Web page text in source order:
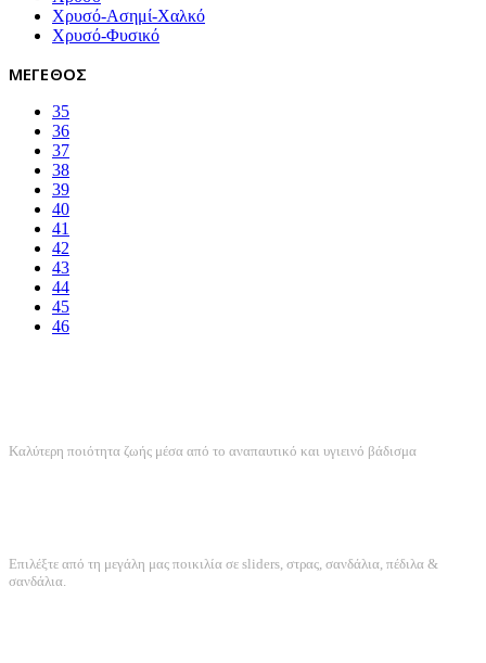
Χρυσό-Ασημί-Χαλκό
Χρυσό-Φυσικό
ΜΕΓΕΘΟΣ
35
36
37
38
39
40
41
42
43
44
45
46
Καλύτερη ποιότητα ζωής μέσα από το αναπαυτικό και υγιεινό βάδισμα
Επιλέξτε από τη μεγάλη μας ποικιλία σε sliders, στρας, σανδάλια, πέδιλα &
σανδάλια.